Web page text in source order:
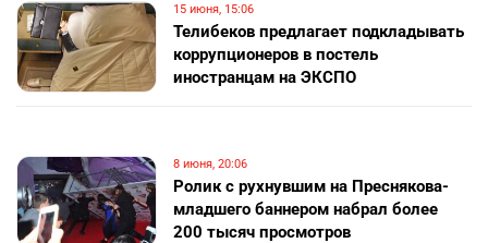
15 июня, 15:06
Телибеков предлагает подкладывать
коррупционеров в постель
иностранцам на ЭКСПО
8 июня, 20:06
Ролик с рухнувшим на Преснякова-
младшего баннером набрал более
200 тысяч просмотров